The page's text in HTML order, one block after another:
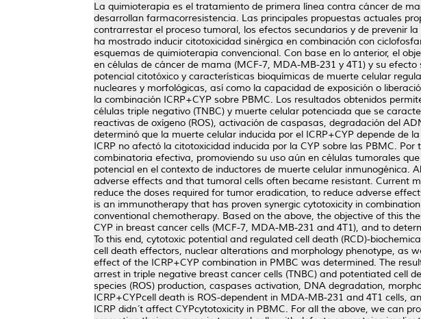
La quimioterapia es el tratamiento de primera línea contra cáncer de
desarrollan farmacorresistencia. Las principales propuestas actuales
contrarrestar el proceso tumoral, los efectos secundarios y de prevenir
ha mostrado inducir citotoxicidad sinérgica en combinación con
esquemas de quimioterapia convencional. Con base en lo anterior, el
en células de cáncer de mama (MCF-7, MDA-MB-231 y 4T1) y su
potencial citotóxico y características bioquímicas de muerte celular
nucleares y morfológicas, así como la capacidad de exposición o
la combinación ICRP+CYP sobre PBMC. Los resultados obtenidos
células triple negativo (TNBC) y muerte celular potenciada que se
reactivas de oxígeno (ROS), activación de caspasas, degradación del
determinó que la muerte celular inducida por el ICRP+CYP depende de
ICRP no afectó la citotoxicidad inducida por la CYP sobre las PBMC.
combinatoria efectiva, promoviendo su uso aún en células tumorales
potencial en el contexto de inductores de muerte celular
adverse effects and that tumoral cells often became resistant. Current
reduce the doses required for tumor eradication, to reduce adverse
is an immunotherapy that has proven synergic cytotoxicity in
conventional chemotherapy. Based on the above, the objective of this
CYP in breast cancer cells (MCF-7, MDA-MB-231 and 4T1), and to
To this end, cytotoxic potential and regulated cell death (RCD)-
cell death effectors, nuclear alterations and morphology phenotype, as
effect of the ICRP+CYP combination in PMBC was determined. The
arrest in triple negative breast cancer cells (TNBC) and potentiated cell
species (ROS) production, caspases activation, DNA degradation,
ICRP+CYPcell death is ROS-dependent in MDA-MB-231 and 4T1 cells,
ICRP didn´t affect CYPcytotoxicity in PBMC. For all the above, we can